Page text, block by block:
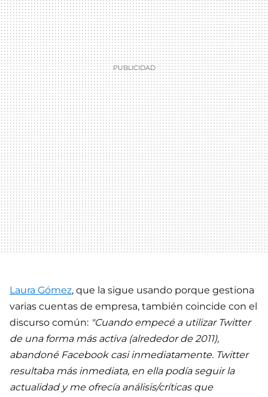
Laura Gómez, que la sigue usando porque gestiona
varias cuentas de empresa, también coincide con el
discurso común: "Cuando empecé a utilizar Twitter
de una forma más activa (alrededor de 2011),
abandoné Facebook casi inmediatamente. Twitter
resultaba más inmediata, en ella podía seguir la
actualidad y me ofrecía análisis/críticas que